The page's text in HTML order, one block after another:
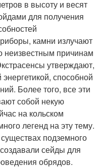
в высоту и весят
для получения
камни излучают
неизвестным причинам
утверждают,
способной
Более того, все эти
собой некую
на кольском
легенд на эту тему.
подземного
сейды для
обрядов.